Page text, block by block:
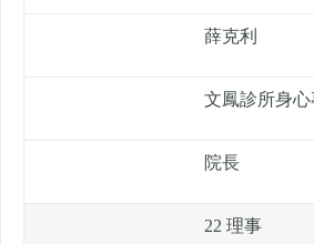
薛克利
文鳳診所身
院長
22 理事